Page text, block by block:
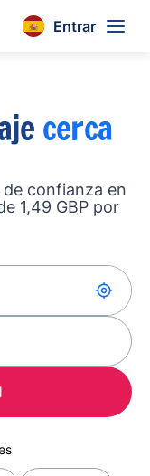
Entrar
cerca
confianza en
1,49 GBP por